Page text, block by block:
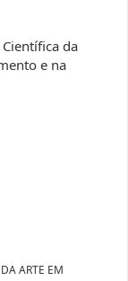
da
e na
ARTE EM